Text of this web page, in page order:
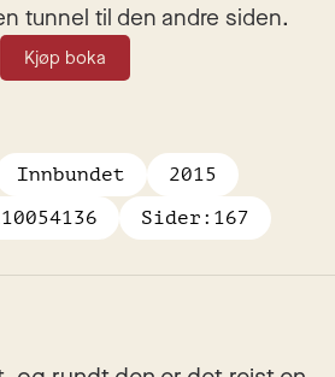
tunnel til den andre siden.
Kjøp boka
Innbundet
2015
Sider: 167